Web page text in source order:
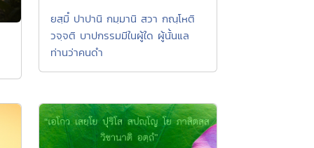
ยสฺมิํ ปาปานิ กมฺมานิ สวา กณฺโหติ
วจฺจติ บาปกรรมมีในผู้ใด ผู้นั้นแล
ท่านว่าคนดำ